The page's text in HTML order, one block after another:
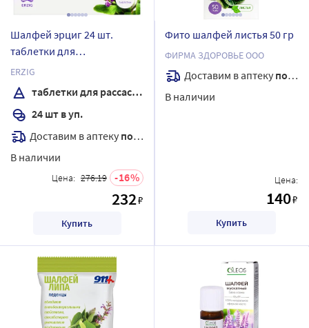
Шалфей эрциг 24 шт.
таблетки для
рассасывания массой 1 гр г
ERZIG
таблетки для рассасывания
24 шт в уп.
Доставим в аптеку послезавтра
В наличии
Цена: 276.19 16
232₽
Купить
Фито шалфей листья 50 гр
ФИРМА ЗДОРОВЬЕ ООО
Доставим в аптеку послезавтра
В наличии
Цена:
140₽
Купить